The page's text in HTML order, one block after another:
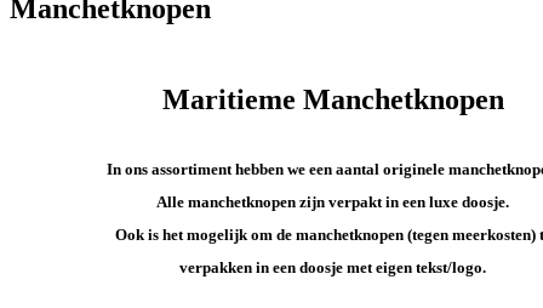
Manchetknopen
Maritieme Manchetknopen
In ons assortiment hebben we een aantal originele
Alle manchetknopen zijn verpakt in een luxe doosje.
Ook is het mogelijk om de manchetknopen (tegen meerkosten)
verpakken in een doosje met eigen tekst/logo.